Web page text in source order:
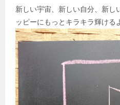
新しい宇宙、新しい自分、新し
ッピーにもっとキラキラ輝ける